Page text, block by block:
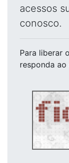
acessos
conosco.
Para liberar
responda